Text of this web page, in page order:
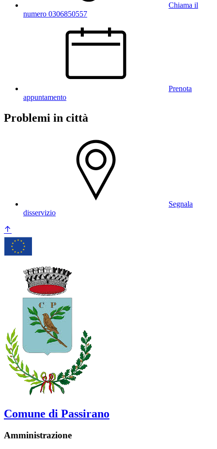
Chiama il
numero 0306850557
Prenota
appuntamento
Problemi in città
Segnala
disservizio
Comune di Passirano
Amministrazione